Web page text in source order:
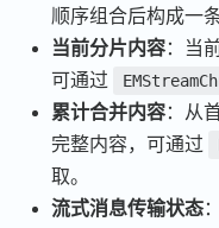
顺序组合后构成一
当前分片内容：当
可通过
累计合并内容：从
完整内容，可通过
取。
流式消息传输状态